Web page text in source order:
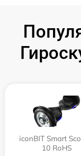
iconBIT Smart
10 RoHS